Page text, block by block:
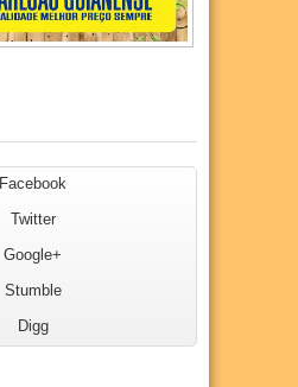
Facebook
Twitter
Google+
Stumble
Digg